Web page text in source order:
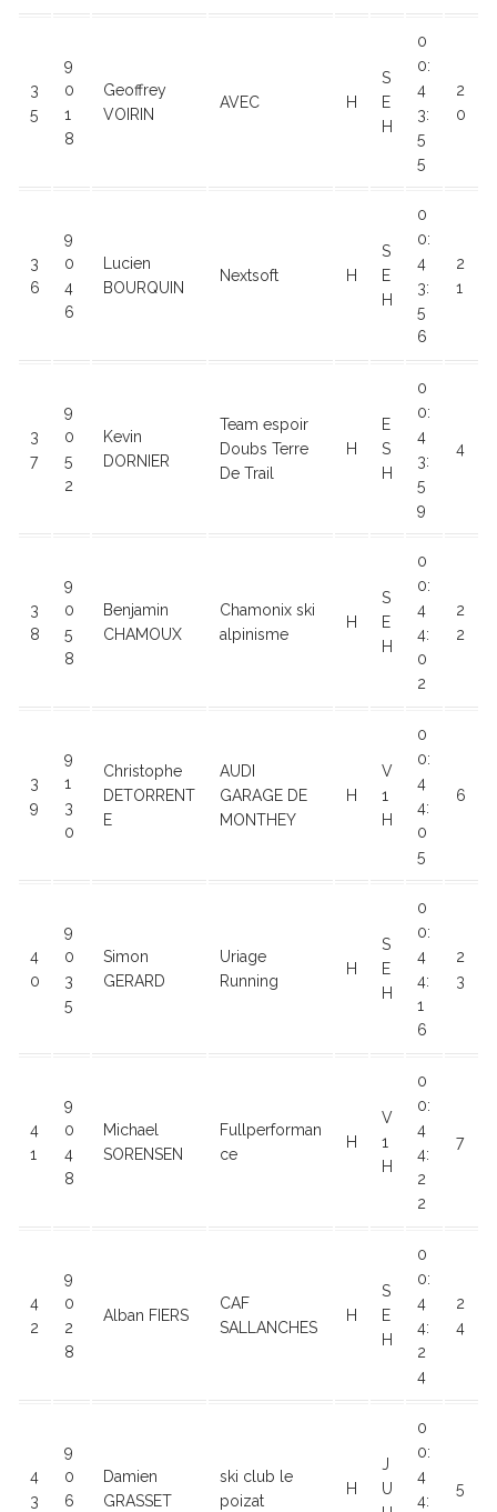
3
5
9
0
1
8
Geoffrey
VOIRIN
AVEC H
S
E
H
0
0:
4
3:
5
5
2
0
3
6
9
0
4
6
Lucien
BOURQUIN
Nextsoft H
S
E
H
0
0:
4
3:
5
6
2
1
3
7
9
0
5
2
Kevin
DORNIER
Team espoir
Doubs Terre
De Trail
H
E
S
H
0
0:
4
3:
5
9
4
3
8
9
0
5
8
Benjamin
CHAMOUX
Chamonix ski
alpinisme
H
S
E
H
0
0:
4
4:
0
2
2
2
3
9
9
1
3
0
Christophe
DETORRENT
E
AUDI
GARAGE DE
MONTHEY
H
V
1
H
0
0:
4
4:
0
5
6
4
0
9
0
3
5
Simon
GERARD
Uriage
Running
H
S
E
H
0
0:
4
4:
1
6
2
3
4
1
9
0
4
8
Michael
SORENSEN
Fullperforman
ce
H
V
1
H
0
0:
4
4:
2
2
7
4
2
9
0
2
8
Alban FIERS
CAF
SALLANCHES
H
S
E
H
0
0:
4
4:
2
4
2
4
4
3
9
0
6
Damien
GRASSET
ski club le
poizat
H
J
U
0
0:
4
4:
5